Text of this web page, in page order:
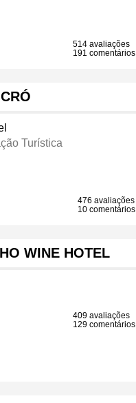
514 avaliações
191 comentários
Turística
476 avaliações
10 comentários
WINE HOTEL
409 avaliações
129 comentários